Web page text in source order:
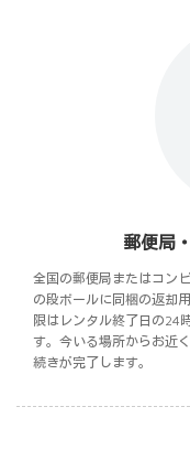
郵便局
全国の郵便局またはコン
の段ボールに同梱の返却
限はレンタル終了日の24
す。今いる場所からお近
続きが完了します。